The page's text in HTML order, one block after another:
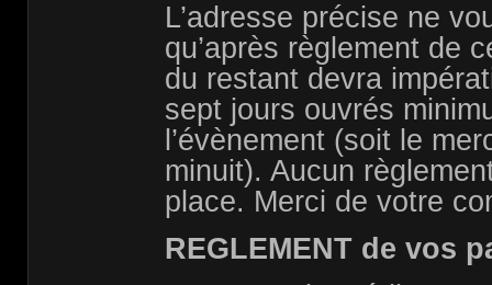
L’adresse précise ne
qu’après règlement de
du restant devra
sept jours ouvrés
l’évènement (soit le
minuit). Aucun
place. Merci de votre
REGLEMENT de vos